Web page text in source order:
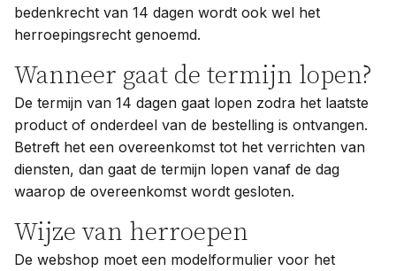
bedenkrecht van 14 dagen wordt ook wel het
herroepingsrecht genoemd.
Wanneer gaat de termijn lopen?
De termijn van 14 dagen gaat lopen zodra het laatste
product of onderdeel van de bestelling is ontvangen.
Betreft het een overeenkomst tot het verrichten van
diensten, dan gaat de termijn lopen vanaf de dag
waarop de overeenkomst wordt gesloten.
Wijze van herroepen
De webshop moet een modelformulier voor het